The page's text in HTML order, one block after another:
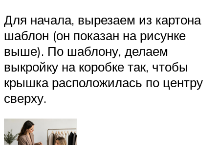
Для начала, вырезаем из картона
шаблон (он показан на рисунке
выше). По шаблону, делаем
выкройку на коробке так, чтобы
крышка расположилась по центру
сверху.